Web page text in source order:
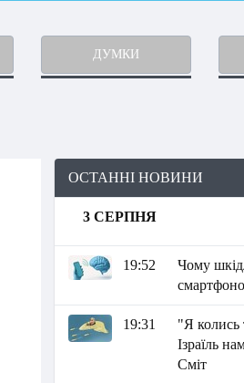
ДУМКИ
ОСТАННІ НОВИНИ
3 СЕРПНЯ
19:52
Чому
19:31
"Я колись
Ізраїль
Сміт